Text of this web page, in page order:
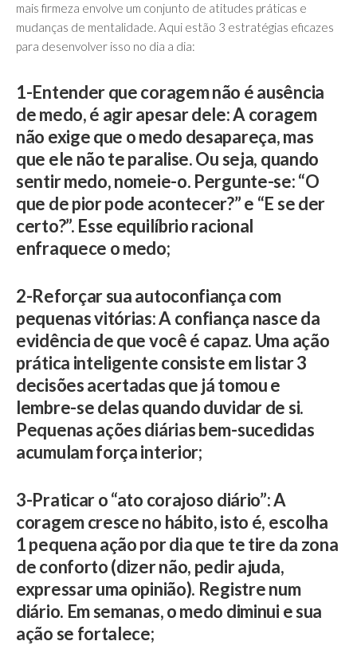
mais firmeza envolve um conjunto de atitudes práticas e
mudanças de mentalidade. Aqui estão 3 estratégias eficazes
para desenvolver isso no dia a dia:
1-Entender que coragem não é ausência
de medo, é agir apesar dele: A coragem
não exige que o medo desapareça, mas
que ele não te paralise. Ou seja, quando
sentir medo, nomeie-o. Pergunte-se: “O
que de pior pode acontecer?” e “E se der
certo?”. Esse equilíbrio racional
enfraquece o medo;
2-Reforçar sua autoconfiança com
pequenas vitórias: A confiança nasce da
evidência de que você é capaz. Uma ação
prática inteligente consiste em listar 3
decisões acertadas que já tomou e
lembre-se delas quando duvidar de si.
Pequenas ações diárias bem-sucedidas
acumulam força interior;
3-Praticar o “ato corajoso diário”: A
coragem cresce no hábito, isto é, escolha
1 pequena ação por dia que te tire da zona
de conforto (dizer não, pedir ajuda,
expressar uma opinião). Registre num
diário. Em semanas, o medo diminui e sua
ação se fortalece;